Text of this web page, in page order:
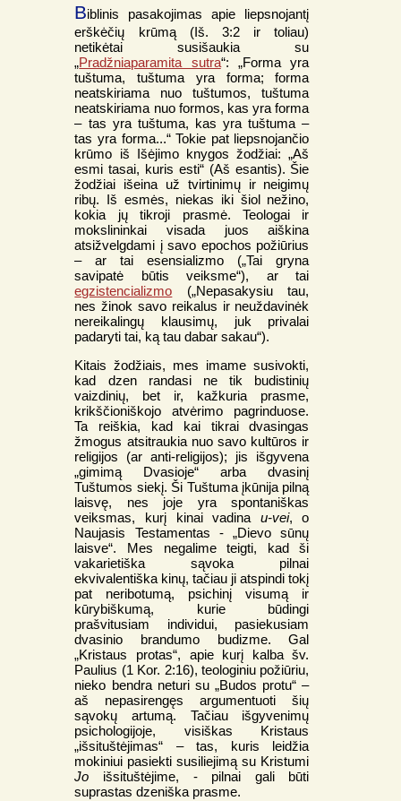
Biblinis pasakojimas apie liepsnojantį
erškėčių krūmą (Iš. 3:2 ir toliau)
netikėtai susišaukia su
„Pradžniaparamita sutra“: „Forma yra
tuštuma, tuštuma yra forma; forma
neatskiriama nuo tuštumos, tuštuma
neatskiriama nuo formos, kas yra forma
– tas yra tuštuma, kas yra tuštuma –
tas yra forma...“ Tokie pat liepsnojančio
krūmo iš Išėjimo knygos žodžiai: „Aš
esmi tasai, kuris esti“ (Aš esantis). Šie
žodžiai išeina už tvirtinimų ir neigimų
ribų. Iš esmės, niekas iki šiol nežino,
kokia jų tikroji prasmė. Teologai ir
mokslininkai visada juos aiškina
atsižvelgdami į savo epochos požiūrius
– ar tai esensializmo („Tai gryna
savipatė būtis veiksme“), ar tai
egzistencializmo („Nepasakysiu tau,
nes žinok savo reikalus ir neuždavinėk
nereikalingų klausimų, juk privalai
padaryti tai, ką tau dabar sakau“).
Kitais žodžiais, mes imame susivokti,
kad dzen randasi ne tik budistinių
vaizdinių, bet ir, kažkuria prasme,
krikščioniškojo atvėrimo pagrinduose.
Ta reiškia, kad kai tikrai dvasingas
žmogus atsitraukia nuo savo kultūros ir
religijos (ar anti-religijos); jis išgyvena
„gimimą Dvasioje“ arba dvasinį
Tuštumos siekį. Ši Tuštuma įkūnija pilną
laisvę, nes joje yra spontaniškas
veiksmas, kurį kinai vadina u-vei, o
Naujasis Testamentas - „Dievo sūnų
laisve“. Mes negalime teigti, kad ši
vakarietiška sąvoka pilnai
ekvivalentiška kinų, tačiau ji atspindi tokį
pat neribotumą, psichinį visumą ir
kūrybiškumą, kurie būdingi
prašvitusiam individui, pasiekusiam
dvasinio brandumo budizme. Gal
„Kristaus protas“, apie kurį kalba šv.
Paulius (1 Kor. 2:16), teologiniu požiūriu,
nieko bendra neturi su „Budos protu“ –
aš nepasirengęs argumentuoti šių
sąvokų artumą. Tačiau išgyvenimų
psichologijoje, visiškas Kristaus
„išsituštėjimas“ – tas, kuris leidžia
mokiniui pasiekti susiliejimą su Kristumi
Jo išsituštėjime, - pilnai gali būti
suprastas dzeniška prasme.